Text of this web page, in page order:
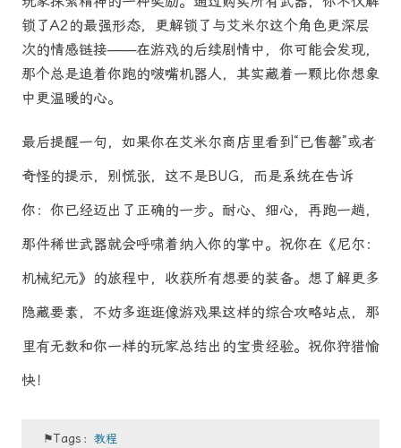
锁了A2的最强形态，更解锁了与艾米尔这个角色更深层
次的情感链接——在游戏的后续剧情中，你可能会发现，
那个总是追着你跑的啵嘴机器人，其实藏着一颗比你想象
中更温暖的心。
最后提醒一句，如果你在艾米尔商店里看到“已售罄”或者
奇怪的提示，别慌张，这不是BUG，而是系统在告诉
你：你已经迈出了正确的一步。耐心、细心，再跑一趟，
那件稀世武器就会呼啸着纳入你的掌中。祝你在《尼尔：
机械纪元》的旅程中，收获所有想要的装备。想了解更多
隐藏要素，不妨多逛逛像游戏果这样的综合攻略站点，那
里有无数和你一样的玩家总结出的宝贵经验。祝你狩猎愉
快！
⚑Tags：教程